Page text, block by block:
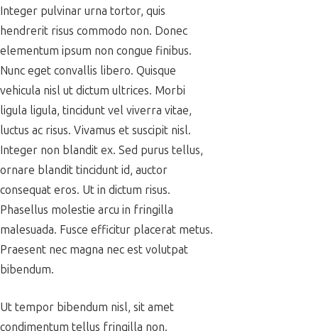
Integer pulvinar urna tortor, quis
hendrerit risus commodo non. Donec
elementum ipsum non congue finibus.
Nunc eget convallis libero. Quisque
vehicula nisl ut dictum ultrices. Morbi
ligula ligula, tincidunt vel viverra vitae,
luctus ac risus. Vivamus et suscipit nisl.
Integer non blandit ex. Sed purus tellus,
ornare blandit tincidunt id, auctor
consequat eros. Ut in dictum risus.
Phasellus molestie arcu in fringilla
malesuada. Fusce efficitur placerat metus.
Praesent nec magna nec est volutpat
bibendum.
Ut tempor bibendum nisl, sit amet
condimentum tellus fringilla non.